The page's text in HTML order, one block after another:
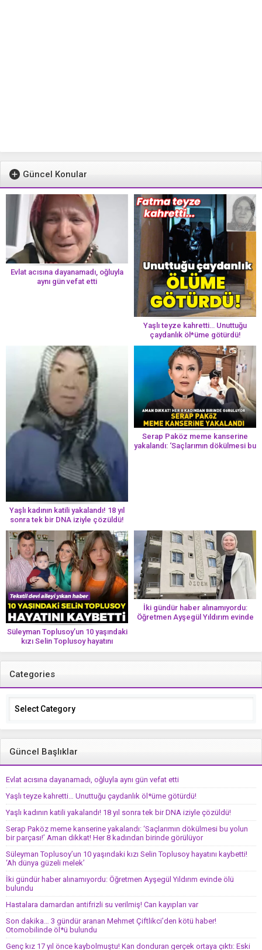
Güncel Konular
Evlat acısına dayanamadı, oğluyla
aynı gün vefat etti
Yaşlı teyze kahretti… Unuttuğu
çaydanlık öl*üme götürdü!
Yaşlı kadının katili yakalandı! 18 yıl
sonra tek bir DNA iziyle çözüldü!
Serap Paköz meme kanserine
yakalandı: ‘Saçlarımın dökülmesi bu
Süleyman Toplusoy’un 10 yaşındaki
kızı Selin Toplusoy hayatını
kaybetti! ‘Ah dünya güzeli melek’
İki gündür haber alınamıyordu:
Öğretmen Ayşegül Yıldırım evinde
Categories
Categories
Güncel Başlıklar
Evlat acısına dayanamadı, oğluyla aynı gün vefat etti
Yaşlı teyze kahretti… Unuttuğu çaydanlık öl*üme götürdü!
Yaşlı kadının katili yakalandı! 18 yıl sonra tek bir DNA iziyle çözüldü!
Serap Paköz meme kanserine yakalandı: ‘Saçlarımın dökülmesi bu yolun
bir parçası!’ Aman dikkat! Her 8 kadından birinde görülüyor
Süleyman Toplusoy’un 10 yaşındaki kızı Selin Toplusoy hayatını kaybetti!
‘Ah dünya güzeli melek’
İki gündür haber alınamıyordu: Öğretmen Ayşegül Yıldırım evinde ölü
bulundu
Hastalara damardan antifrizli su verilmiş! Can kayıpları var
Son dakika… 3 gündür aranan Mehmet Çiftlikci’den kötü haber!
Otomobilinde öl*ü bulundu
Genç kız 17 yıl önce kaybolmuştu! Kan donduran gerçek ortaya çıktı: Eski